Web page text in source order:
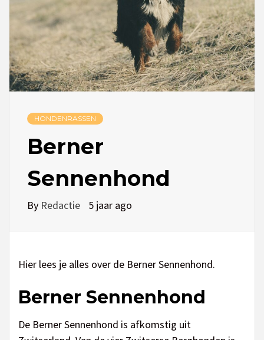
HONDENRASSEN
Berner
Sennenhond
By Redactie 5 jaar ago
Hier lees je alles over de Berner Sennenhond.
Berner Sennenhond
De Berner Sennenhond is afkomstig uit